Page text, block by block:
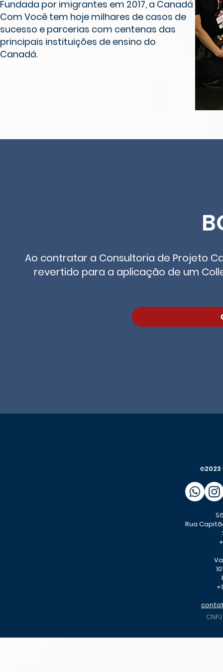
Fundada por imigrantes em 2017, a Canadá
Com Você tem hoje milhares de casos de
sucesso e parcerias com centenas das
principais instituições de ensino do
Canadá.
Ao contratar a Consultoria de Projeto
revertido para a aplicação de um
©2023
Rua